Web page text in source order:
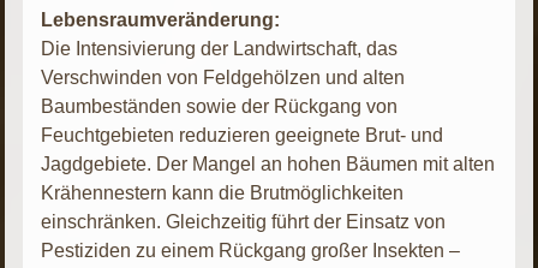
Lebensraumveränderung:
Die Intensivierung der Landwirtschaft, das
Verschwinden von Feldgehölzen und alten
Baumbeständen sowie der Rückgang von
Feuchtgebieten reduzieren geeignete Brut- und
Jagdgebiete. Der Mangel an hohen Bäumen mit alten
Krähennestern kann die Brutmöglichkeiten
einschränken. Gleichzeitig führt der Einsatz von
Pestiziden zu einem Rückgang großer Insekten –